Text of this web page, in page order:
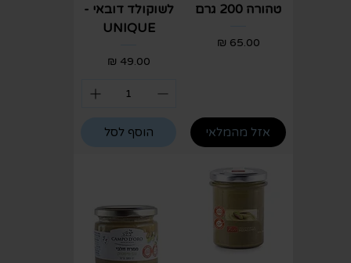
טהורה 200 גרם
מחיר
אזל מהמלאי
לשוקולד דובאי -
UNIQUE
מחיר
הוסף לסל